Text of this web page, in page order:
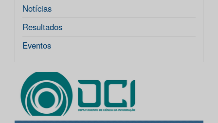
Notícias
Resultados
Eventos